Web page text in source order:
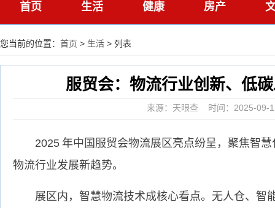
首页 生活 健康 房产
您当前的位置： 首页 > 生活 > 列表
服贸会：物流行业创新、低
来源：天眼查 时间：2025-
2025 年中国服贸会物流展区亮点纷呈，聚焦智
物流行业发展新趋势。
展区内，智慧物流技术成核心看点。无人仓、智